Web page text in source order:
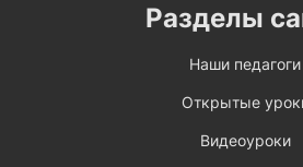
Разделы
Наши педагоги
Открытые
Видеоуроки